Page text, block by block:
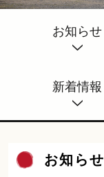
お知らせ
新着情報
お知らせ